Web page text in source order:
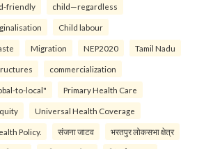
friendly child—regardless
Child labour
Migration NEP2020 Tamil Nadu
commercialization
to-local" Primary Health Care
Universal Health Coverage
Policy. संजना जाटव भरतपुर लोकसभा क्षेत्र